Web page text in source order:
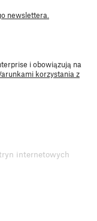
newslettera.
i obowiązują na
korzystania z
internetowych